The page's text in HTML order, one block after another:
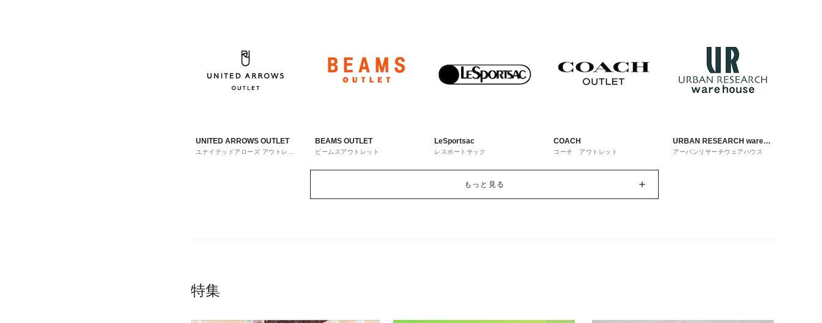
UNITED ARROWS OUTLET
ユナイテッドアローズ アウトレッ
BEAMS OUTLET
ビームスアウトレット
LeSportsac
レスポートサック
COACH
コーチ アウトレット
URBAN RESEARCH ware
house
アーバンリサーチウェアハウス
もっと見る
特集